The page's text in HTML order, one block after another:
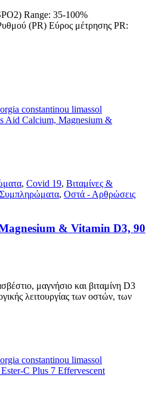
Range: 35-100%
(PR) Εύρος μέτρησης PR:
, Covid 19, Βιταμίνες &
Συμπληρώματα, Οστά - Αρθρώσεις
& Vitamin D3, 90
μαγνήσιο και βιταμίνη D3
λειτουργίας των οστών, των